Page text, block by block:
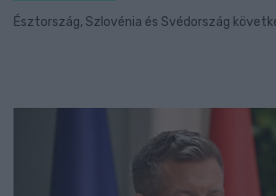
Észtország, Szlovénia és Svédország